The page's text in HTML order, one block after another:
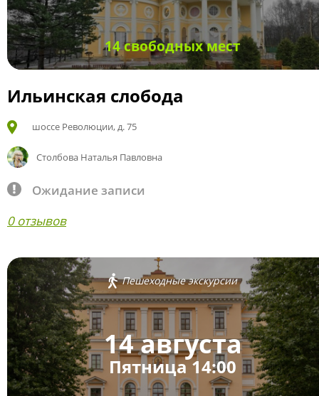
14 свободных мест
Ильинская слобода
шоссе Революции, д. 75
Столбова Наталья Павловна
Ожидание записи
0 отзывов
Пешеходные экскурсии
14 августа
Пятница 14:00